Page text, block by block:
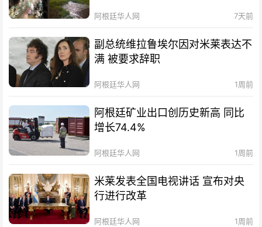
阿根廷华人网 7天前
副总统维拉鲁埃尔因对米莱表达不
满 被要求辞职
阿根廷华人网 1周前
阿根廷矿业出口创历史新高 同比
增长74.4%
阿根廷华人网 1周前
米莱发表全国电视讲话 宣布对央
行进行改革
阿根廷华人网 1周前